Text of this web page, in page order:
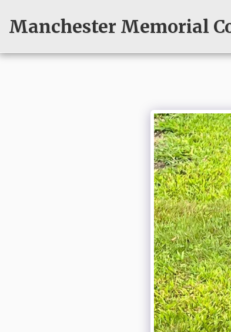
Manchester Memorial